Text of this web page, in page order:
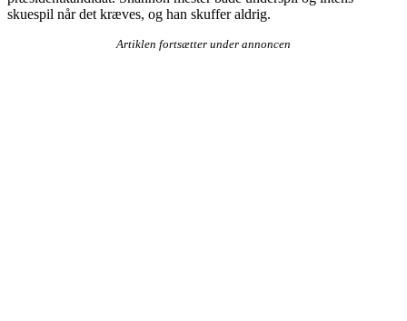
skuespil når det kræves, og han skuffer aldrig.
Artiklen fortsætter under annoncen